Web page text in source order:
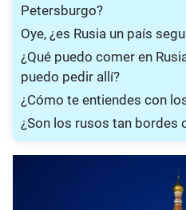
Petersburgo?
Oye, ¿es Rusia un país
¿Qué puedo comer en
puedo pedir allí?
¿Cómo te entiendes con
¿Son los rusos tan bordes